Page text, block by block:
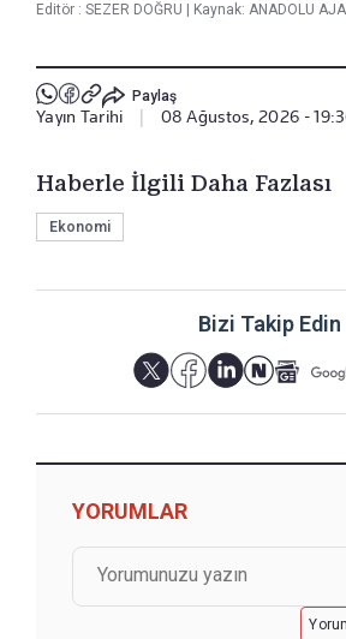
Editör : SEZER DOĞRU Kaynak: ANADOLU
Paylaş
Yayın Tarihi 08 Ağustos, 2026 -
Haberle İlgili Daha Fazlası
Ekonomi
Bizi Takip Edin
YORUMLAR